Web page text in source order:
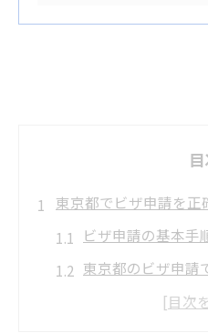
東京都でビザ申請を正
ビザ申請の基本手
東京都のビザ申請
迷わず進める東京